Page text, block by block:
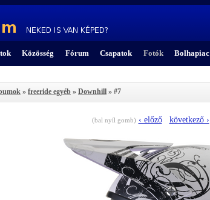
Közösség Fórum Csapatok Fotók Bolhapiac
» freeride egyéb » Downhill » #7
(bal nyíl gomb) ‹ előző következő ›